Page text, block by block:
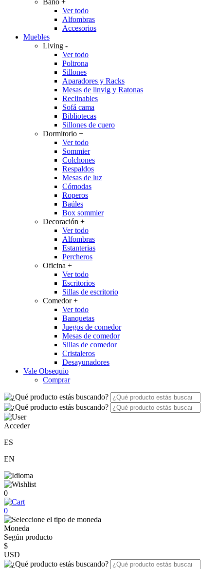
Baño +
Ver todo
Alfombras
Accesorios
Muebles
Living -
Ver todo
Poltrona
Sillones
Aparadores y Racks
Mesas de linvig y Ratonas
Reclinables
Sofá cama
Bibliotecas
Sillones de cuero
Dormitorio +
Ver todo
Sommier
Colchones
Respaldos
Mesas de luz
Cómodas
Roperos
Baúles
Box sommier
Decoración +
Ver todo
Alfombras
Estanterias
Percheros
Oficina +
Ver todo
Escritorios
Sillas de escritorio
Comedor+
Ver todo
Banquetas
Juegos de comedor
Mesas de comedor
Sillas de comedor
Cristaleros
Desayunadores
Vale Obsequio
Comprar
Acceder
ES
EN
0
0
Moneda
Según producto
$
USD